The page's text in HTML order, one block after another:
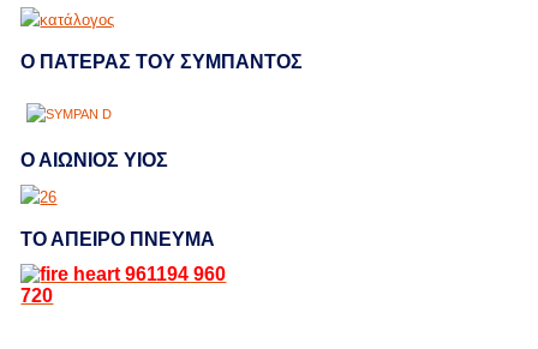
Ο ΠΑΤΕΡΑΣ ΤΟΥ ΣΥΜΠΑΝΤΟΣ
Ο ΑΙΩΝΙΟΣ ΥΙΟΣ
ΤΟ ΑΠΕΙΡΟ ΠΝΕΥΜΑ